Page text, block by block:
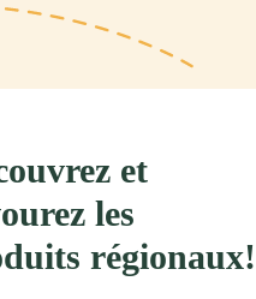
et
les
régionaux!